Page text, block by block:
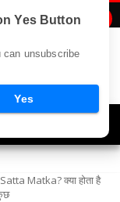
Matka? क्या होता है
Yes Button
can unsubscribe
Yes